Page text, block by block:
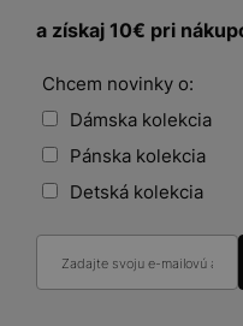
a získaj 10€ pri
Chcem novinky o:
Dámska kolekcia
Pánska kolekcia
Detská kolekcia